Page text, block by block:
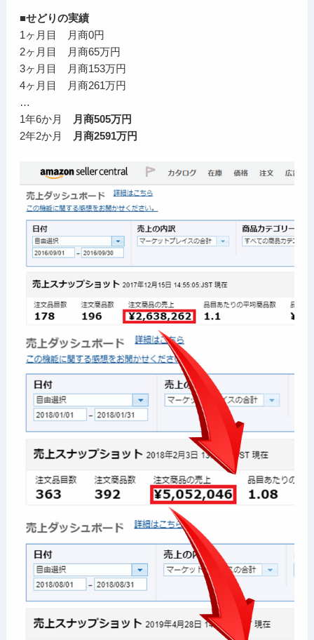
■せどりの実績
1ヶ月目 月商0円
2ヶ月目 月商65万円
3ヶ月目 月商153万円
4ヶ月目 月商261万円
…
1年6か月
月商505万円
2年2か月
月商2591万円